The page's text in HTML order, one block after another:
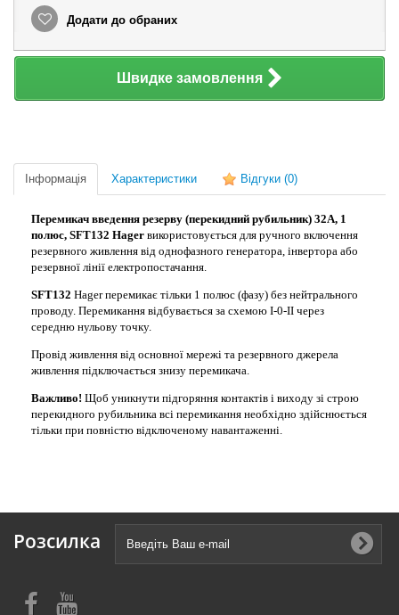
Додати до обраних
Швидке замовлення
Інформація Характеристики Відгуки (0)
Перемикач введення резерву (перекидний рубильник) 32А, 1
полюс, SFT132 Hager використовується для ручного включення
резервного живлення від однофазного генератора, інвертора або
резервної лінії електропостачання.
SFT132 Hager перемикає тільки 1 полюс (фазу) без нейтрального
проводу. Перемикання відбувається за схемою I-0-II через
середню нульову точку.
Провід живлення від основної мережі та резервного джерела
живлення підключається знизу перемикача.
Важливо! Щоб уникнути підгоряння контактів і виходу зі строю
перекидного рубильника всі перемикання необхідно здійснюється
тільки при повністю відключеному навантаженні.
Розсилка